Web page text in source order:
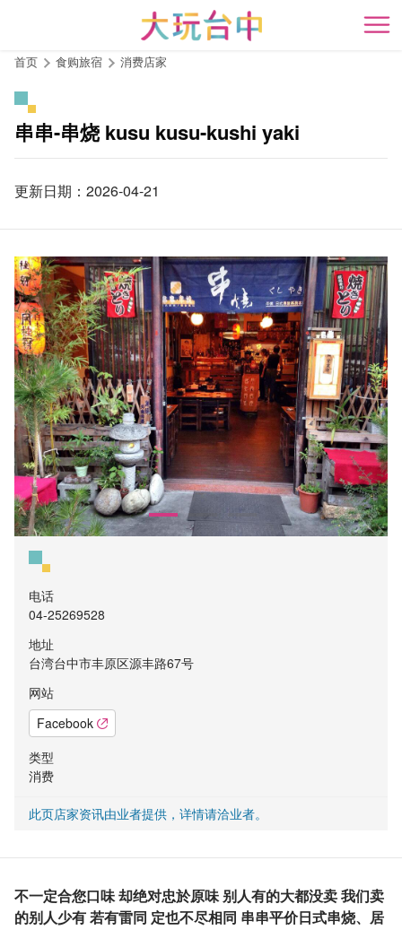
开
首页 食购旅宿 消费店家
串串-串烧 kusu kusu-kushi yaki
更新日期：2026-04-21
电话
04-25269528
地址
台湾台中市丰原区源丰路67号
网站
Facebook
类型
消费
此页店家资讯由业者提供，详情请洽业者。
不一定合您口味 却绝对忠於原味 别人有的大都没卖 我们卖
的别人少有 若有雷同 定也不尽相同 串串平价日式串烧、居